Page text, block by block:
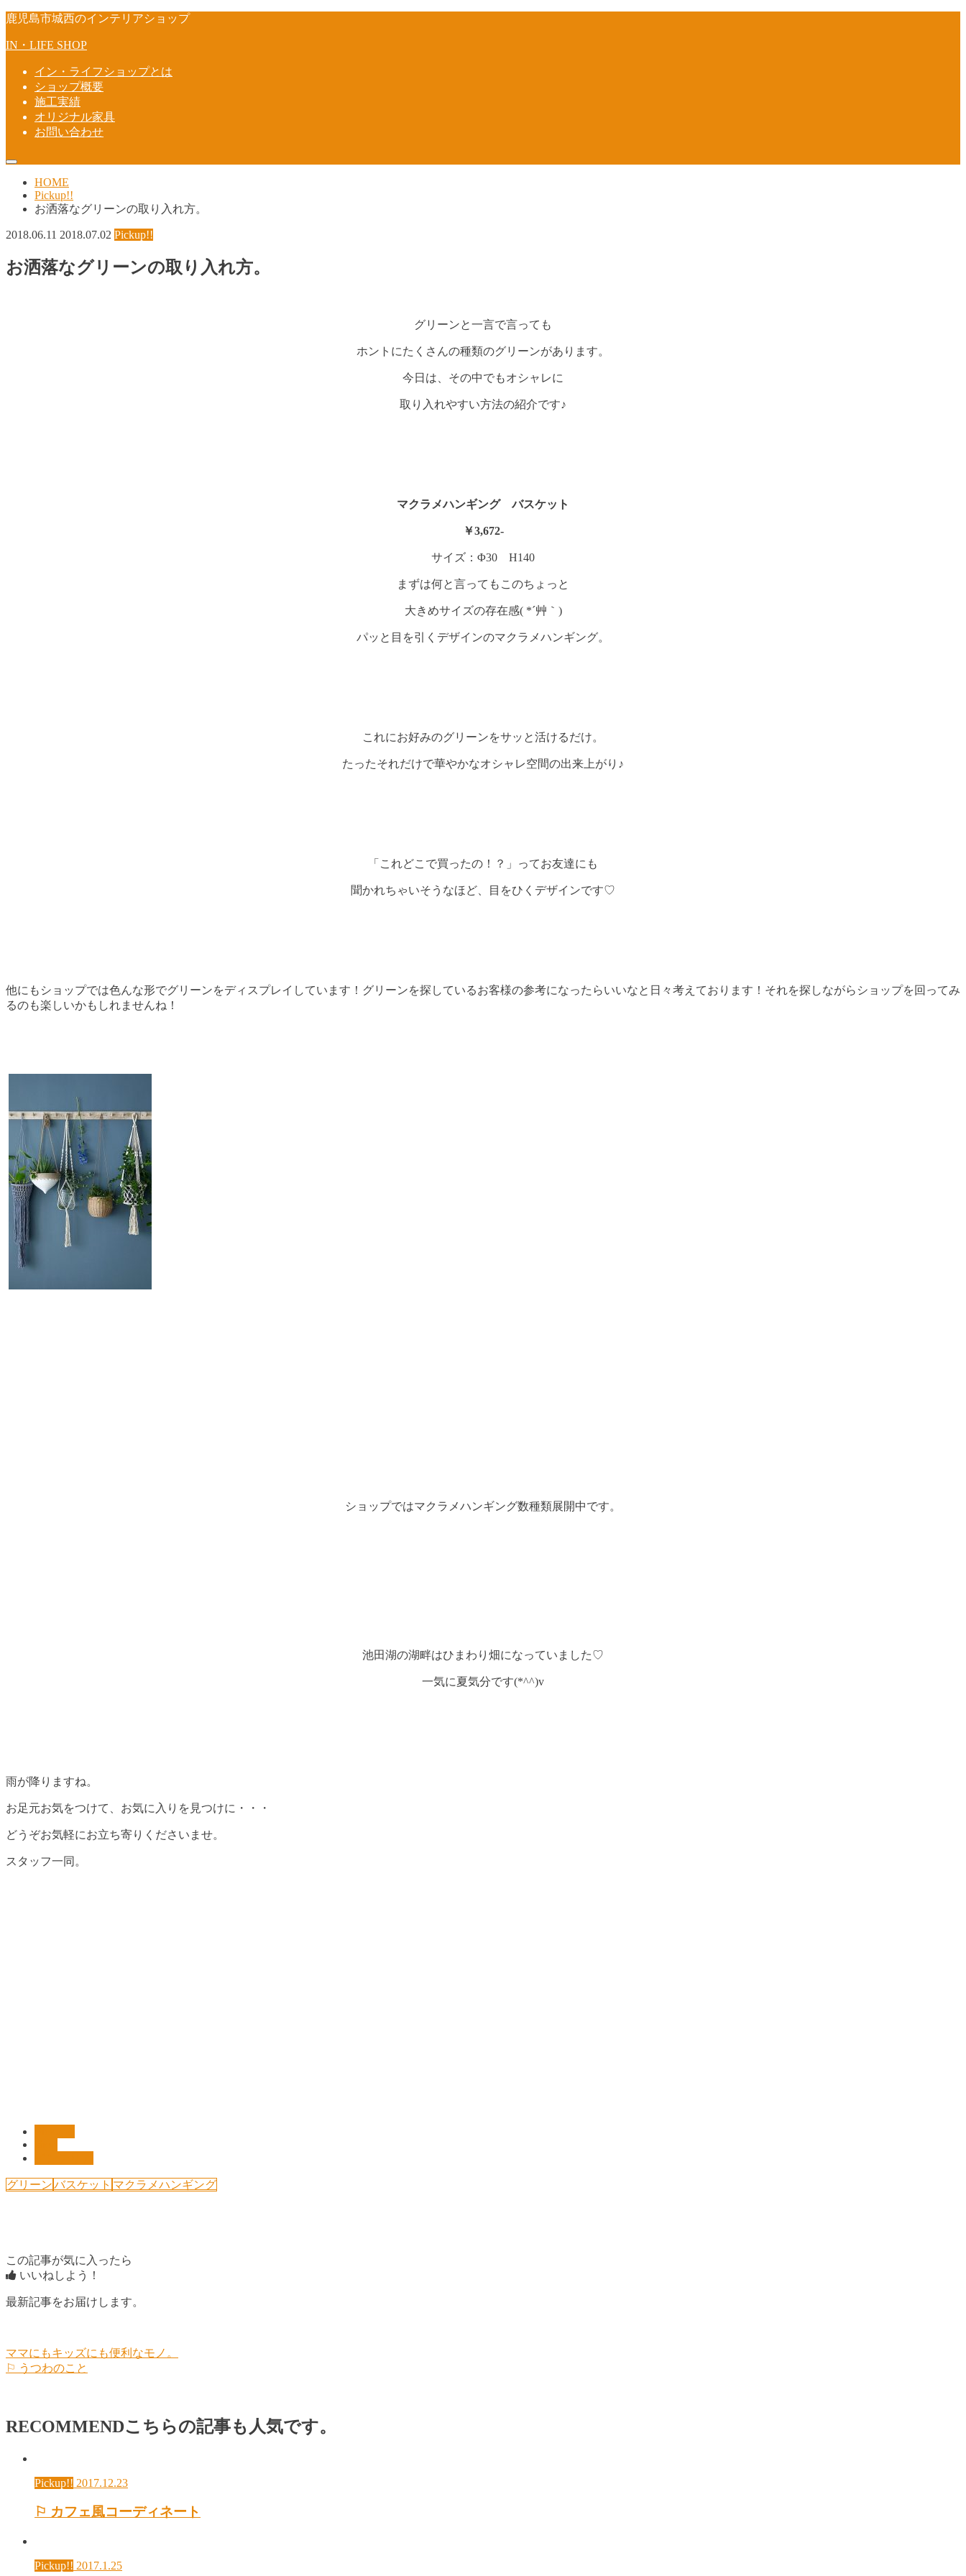
鹿児島市城西のインテリアショップ
IN・LIFE SHOP
イン・ライフショップとは
ショップ概要
施工実績
オリジナル家具
お問い合わせ
HOME
Pickup!!
お洒落なグリーンの取り入れ方。
2018.06.11 2018.07.02 Pickup!!
お洒落なグリーンの取り入れ方。
グリーンと一言で言っても
ホントにたくさんの種類のグリーンがあります。
今日は、その中でもオシャレに
取り入れやすい方法の紹介です♪
マクラメハンギング バスケット
￥3,672-
サイズ：Φ30 H140
まずは何と言ってもこのちょっと
大きめサイズの存在感( *´艸｀)
パッと目を引くデザインのマクラメハンギング。
これにお好みのグリーンをサッと活けるだけ。
たったそれだけで華やかなオシャレ空間の出来上がり♪
「これどこで買ったの！？」ってお友達にも
聞かれちゃいそうなほど、目をひくデザインです♡
他にもショップでは色んな形でグリーンをディスプレイしています！グリーンを探しているお客様の参考になったらいいなと日々考えております！それを探しながらショップを回ってみ
るのも楽しいかもしれませんね！
ショップではマクラメハンギング数種類展開中です。
池田湖の湖畔はひまわり畑になっていました♡
一気に夏気分です(*^^)v
雨が降りますね。
お足元お気をつけて、お気に入りを見つけに・・・
どうぞお気軽にお立ち寄りくださいませ。
スタッフ一同。
グリーンバスケット マクラメハンギング
この記事が気に入ったら
いいねしよう！
最新記事をお届けします。
ママにもキッズにも便利なモノ。
⚐ うつわのこと
RECOMMENDこちらの記事も人気です。
Pickup!! 2017.12.23
⚐ カフェ風コーディネート
Pickup!! 2017.1.25